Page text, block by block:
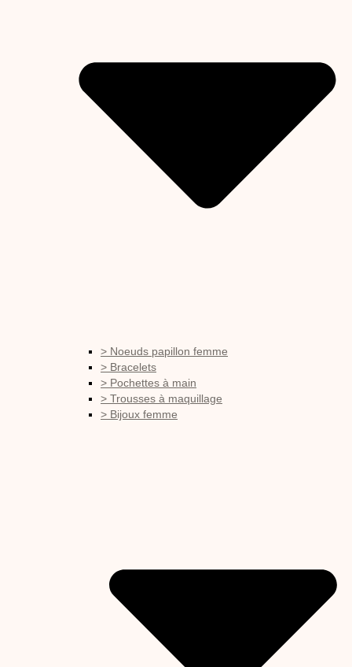
> Noeuds papillon femme
> Bracelets
> Pochettes à main
> Trousses à maquillage
> Bijoux femme